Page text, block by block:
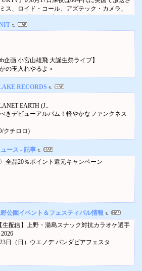
2026 TRIGGER 来日記念イベント
「Frequency」サイン会
メンバー：Maynard & TAX)
店】イベント情報は タワーレコード渋谷店HP
15:30
業中。
に生活していた方々にとっては、「DVDを借
に行く」だった方も多かったのではないかと
ンタル店は2019年に、高円寺のレンタル店は2
退していますので、「まだ生きとったんかい
られる方も多いかと。
舗の撤収の具合を並べてみると
祥寺サンロード店（東京都武蔵野市）
じろ台店（東京都八王子市）
原店（東京都八王子市）
北沢レンタル店（東京都世田谷区）
師ヶ谷大蔵店（東京都世田谷区）
倉店（東京都八王子市）
円寺庚申通り店（東京都杉並区）
ヶ丘店（神奈川県相模原市中央区）
野南平店（東京都日野市）
本松店（神奈川県相模原市緑区）
なってからは淵野辺の1店舗のみとなり、更に
小してトレカ等を増強する形で延命を図って
命脈尽きました。
まだ「ドラマ」の看板を掲げて商売をしてい
ィスクランチの下のフロアとか数軒のゲーム
ス、ロイド・コール、アズテック・カメラ、
ト、スザンヌ・ヴェガ、ポーグス、デキシー
ンナーズら11組の演奏映像紹介 【詳細ページ
）
初日公演後 ポスターに描かれた鳥（ニー
ことを暗示）とそっくりな鳥がホテルの部屋
のポスターにはスズメ3羽が登場し2羽は電線
1羽はニール・パートが旅立ったことを暗示。
ー初日公演を終えた後、ホテルでそっくりな
。「まるで僕のことを見つめているみたいだ
へ】
）
企画 小宮山雄飛 大誕生祭ライブ】
の玉入れやるよ＞‬
☆
RECORDS
EARTH (J..
きデビューアルバム！軽やかなファンクネス
クチロロ)
の入荷は8月26日予定です。この商品を含む
DAYS”のラストに収録されていた名曲
(SIZE-L)
Creator 2.0。着丈約75cm、身幅約56.5cm
ース - 記事
全品20％ポイント還元キャンペーン
公園イベント＆フェスティバル情報
生配信】上野・湯島スナック対抗カラオケ選手
日（日）ウエノデ.パンダビアフェスタ